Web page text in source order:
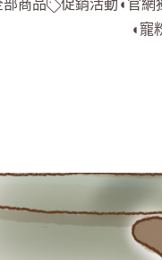
部商品 促銷活動 ◖官網
◖寵